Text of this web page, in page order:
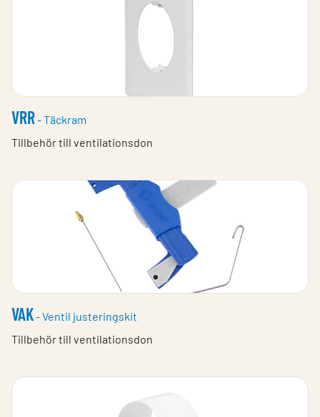
VRR- Täckram
Tillbehör till ventilationsdon
VAK- Ventil justeringskit
Tillbehör till ventilationsdon